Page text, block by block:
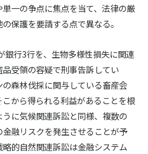
一の争点に焦点を当て、法律の厳
保護を要請する点で異なる。
銀行3行を、生物多様性損失に関連
受領の容疑で刑事告訴してい
森林伐採に関与している畜産会
から得られる利益があることを根
に気候関連訴訟と同様、複数の
融リスクを発生させることが予
的自然関連訴訟は金融システム